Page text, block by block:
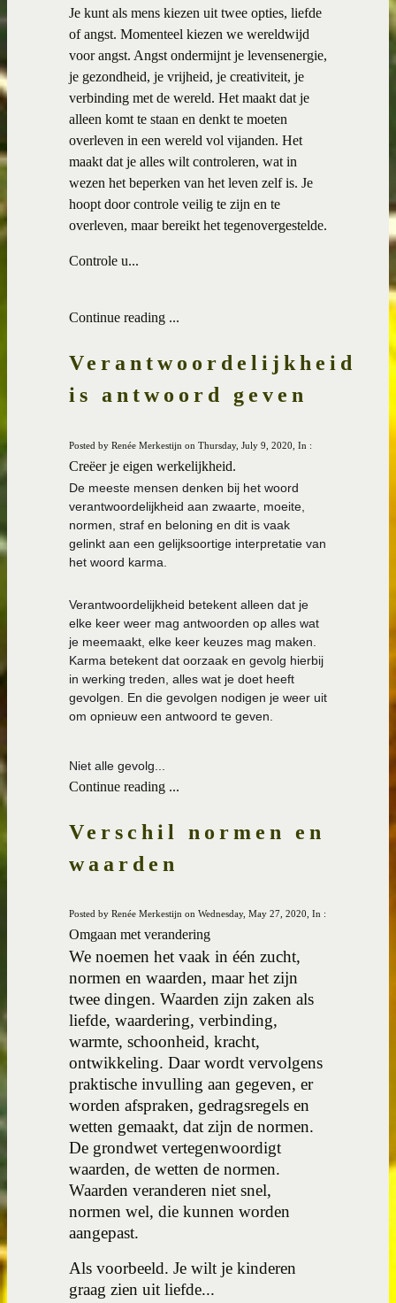
Je kunt als mens kiezen uit twee opties, liefde
of angst. Momenteel kiezen we wereldwijd
voor angst. Angst ondermijnt je levensenergie,
je gezondheid, je vrijheid, je creativiteit, je
verbinding met de wereld. Het maakt dat je
alleen komt te staan en denkt te moeten
overleven in een wereld vol vijanden. Het
maakt dat je alles wilt controleren, wat in
wezen het beperken van het leven zelf is. Je
hoopt door controle veilig te zijn en te
overleven, maar bereikt het tegenovergestelde.
Controle u...
Continue reading ...
Verantwoordelijkheid
is antwoord geven
Posted by Renée Merkestijn on Thursday, July 9, 2020, In :
Creëer je eigen werkelijkheid.
De meeste mensen denken bij het woord
verantwoordelijkheid aan zwaarte, moeite,
normen, straf en beloning en dit is vaak
gelinkt aan een gelijksoortige interpretatie van
het woord karma.
Verantwoordelijkheid betekent alleen dat je
elke keer weer mag antwoorden op alles wat
je meemaakt, elke keer keuzes mag maken.
Karma betekent dat oorzaak en gevolg hierbij
in werking treden, alles wat je doet heeft
gevolgen. En die gevolgen nodigen je weer uit
om opnieuw een antwoord te geven.
Niet alle gevolg...
Continue reading ...
Verschil normen en
waarden
Posted by Renée Merkestijn on Wednesday, May 27, 2020, In :
Omgaan met verandering
We noemen het vaak in één zucht,
normen en waarden, maar het zijn
twee dingen. Waarden zijn zaken als
liefde, waardering, verbinding,
warmte, schoonheid, kracht,
ontwikkeling. Daar wordt vervolgens
praktische invulling aan gegeven, er
worden afspraken, gedragsregels en
wetten gemaakt, dat zijn de normen.
De grondwet vertegenwoordigt
waarden, de wetten de normen.
Waarden veranderen niet snel,
normen wel, die kunnen worden
aangepast.
Als voorbeeld. Je wilt je kinderen
graag zien uit liefde...